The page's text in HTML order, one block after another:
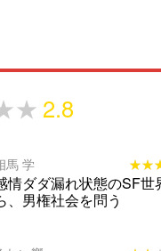
2.8
馬 学
情ダダ漏れ状態のSF世
、男権社会を問う